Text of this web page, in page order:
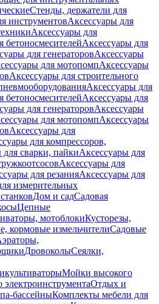
Стенды, держатели для
инструментовАксессуары для
Аксессуары для
бетоносмесителейАксессуары для
для генераторовАксессуары
для мотопомпАксессуары
Аксессуары для строительного
Аксессуары для
бетоносмесителейАксессуары для
для генераторовАксессуары
для мотопомпАксессуары
Аксессуары для
для компрессоров,
для сварки, пайкиАксессуары для
Аксессуары для
для резанияАксессуары для
измерительных
Дом и садСадовая
Цепные
мотоблокиКусторезы,
кормовые измельчителиСадовые
ДровоколыСеялки,
Мойки высокого
Отдых и
бассейныКомплекты мебели для